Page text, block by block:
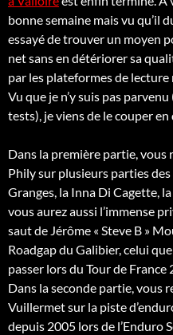
bonne semaine mais vu qu’il
essayé de trouver un moyen
net sans en détériorer sa
par les plateformes de
Vu que je n’y suis pas
tests), je viens de le couper
Dans la première partie, vous
Phily sur plusieurs parties
Granges, la Inna Di Cagette,
vous aurez aussi l’immense
saut de Jérôme « Steve B »
Roadgap du Galibier, celui
passer lors du Tour de France
Dans la seconde partie, vous
Vuillermet sur la piste
depuis 2005 lors de l’Enduro